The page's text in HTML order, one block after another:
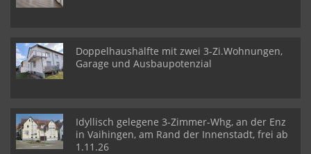
Doppelhaushälfte mit zwei 3-Zi.Wohnungen,
Garage und Ausbaupotenzial
Idyllisch gelegene 3-Zimmer-Whg, an der Enz
in Vaihingen, am Rand der Innenstadt, frei ab
1.11.26